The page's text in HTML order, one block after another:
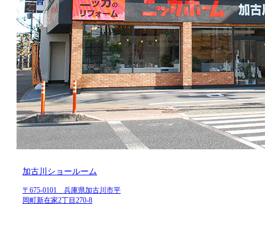
加古川ショールーム
〒675-0101 兵庫県加古川市平
岡町新在家2丁目270-8